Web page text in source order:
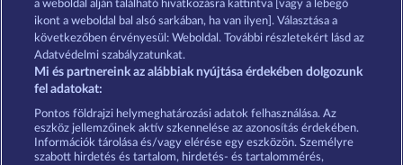
A cég GYIK Partnerprogram Facebook
Visszavonási kérelem benyújtása
a weboldal alján található hivatkozásra kattintva [vagy a lebegő
ikont a weboldal bal alsó sarkában, ha van ilyen]. Választása a
következőben érvényesül: Weboldal. További részletekért lásd az
Adatvédelmi szabályzatunkat.
Mi és partnereink az alábbiak nyújtása érdekében dolgozunk
fel adatokat:
Pontos földrajzi helymeghatározási adatok felhasználása. Az
eszköz jellemzőinek aktív szkennelése az azonosítás érdekében.
Információk tárolása és/vagy elérése egy eszközön. Személyre
szabott hirdetés és tartalom, hirdetés- és tartalommérés,